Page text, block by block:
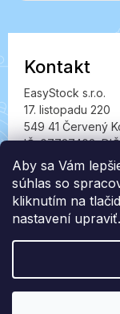
Aby sa Vám
súhlas so
kliknutím na
nastavení
Kontakt
EasyStock s.r.o.
17. listopadu 220
549 41 Červený
IČ: 07727402,